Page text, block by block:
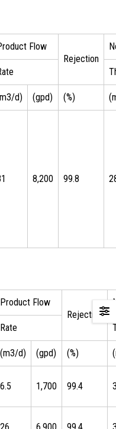
Flow
Rejection
d) (gpd) (%)
8,200 99.8
Product Flow
Rejection
Rate
(m3/d) (gpd) (%)
6.5 1,700 99.4
26 6,900 99.4